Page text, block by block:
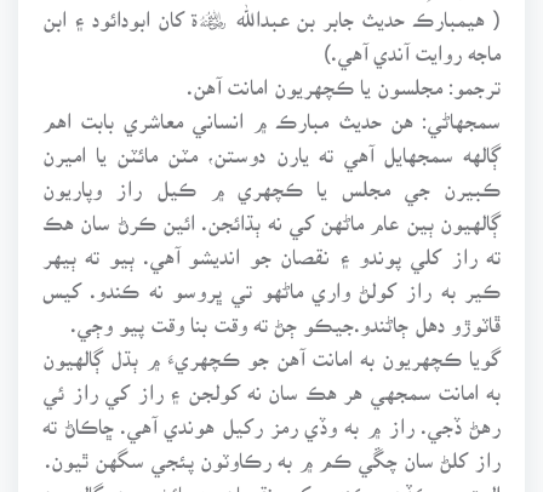
( هيمبارڪ حديث جابر بن عبدالله ﷦ة کان ابودائود ۽ ابن
ماجه روايت آندي آهي.)
ترجمو: مجلسون يا ڪچهريون امانت آهن.
سمجهاڻي: هن حديث مبارڪ ۾ انساني معاشري بابت اهم
ڳالهه سمجهايل آهي ته يارن دوستن، مٽن مائٽن يا اميرن
ڪبيرن جي مجلس يا ڪچهري ۾ ڪيل راز وپاريون
ڳالهيون ٻين عام ماڻهن کي نه ٻڌائجن. ائين ڪرڻ سان هڪ
ته راز کلي پوندو ۽ نقصان جو انديشو آهي. ٻيو ته ٻيهر
ڪير به راز کولڻ واري ماڻهو تي ڀروسو نه ڪندو. کيس
ڦاٽوڙو دهل ڄاڻندو.جيڪو ڄڻ ته وقت بنا وقت پيو وڄي.
گويا ڪچهريون به امانت آهن جو ڪچهريءَ ۾ ٻڌل ڳالهيون
به امانت سمجهي هر هڪ سان نه کولجن ۽ راز کي راز ئي
رهڻ ڏجي. راز ۾ به وڏي رمز رکيل هوندي آهي. ڇاڪاڻ ته
راز کلڻ سان چڱي ڪم ۾ به رڪاوٽون پئجي سگهن ٿيون.
البت جيڪڏهن ڪنهن کي نقصان پهچائڻ جون ڳالهيون